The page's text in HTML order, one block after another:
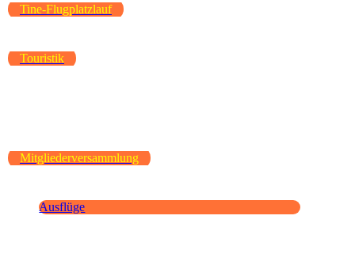
Tine-Flugplatzlauf
Touristik
Mitgliederversammlung
Ausflüge